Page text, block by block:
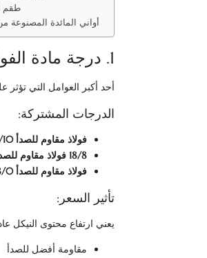
طقم
أواني المائدة المصنوعة
1. درجة مادة الفولاذ المقاوم للصدأ
أحد أكبر العوامل التي تؤثر
الدرجات المشتركة:
فولاذ مقاوم للصدأ 18/10
18/8 فولاذ مقاوم للصدأ
فولاذ مقاوم للصدأ 18/0
تأثير السعر:
يعني ارتفاع محتوى النيكل
مقاومة أفضل للصدأ